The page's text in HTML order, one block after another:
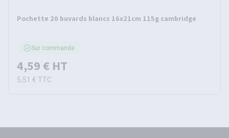
Pochette 20 buvards blancs 16x21cm 115g cambridge
Sur commande
4,59 € HT
5,51 € TTC